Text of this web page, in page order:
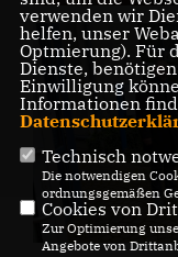
verwenden wir
helfen, unser
Optmierung). Für
Dienste,
Einwilligung
Informationen
Technisch
Die notwendigen
ordnungsgemäßen
Cookies von
Zur Optimierung
Angebote von